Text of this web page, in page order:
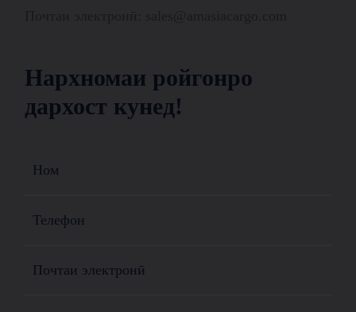
Нархномаи ройгонро
дархост кунед!